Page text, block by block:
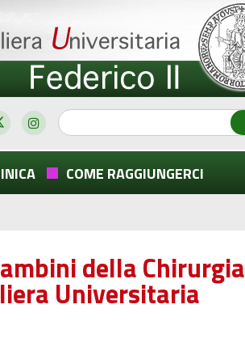
COME RAGGIUNGERCI
della Chirurgia
Universitaria